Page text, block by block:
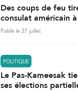
Des coups de feu
consulat américain
Publié le 27 juillet
POLITIQUE
Le Pas-Kameesak
ses élections